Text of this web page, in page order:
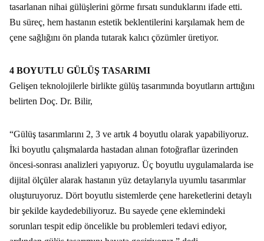
tasarlanan nihai gülüşlerini görme fırsatı sunduklarını ifade etti.
Bu süreç, hem hastanın estetik beklentilerini karşılamak hem de
çene sağlığını ön planda tutarak kalıcı çözümler üretiyor.
4 BOYUTLU GÜLÜŞ TASARIMI
Gelişen teknolojilerle birlikte gülüş tasarımında boyutların arttığını
belirten Doç. Dr. Bilir,
“Gülüş tasarımlarını 2, 3 ve artık 4 boyutlu olarak yapabiliyoruz.
İki boyutlu çalışmalarda hastadan alınan fotoğraflar üzerinden
öncesi-sonrası analizleri yapıyoruz. Üç boyutlu uygulamalarda ise
dijital ölçüler alarak hastanın yüz detaylarıyla uyumlu tasarımlar
oluşturuyoruz. Dört boyutlu sistemlerde çene hareketlerini detaylı
bir şekilde kaydedebiliyoruz. Bu sayede çene eklemindeki
sorunları tespit edip öncelikle bu problemleri tedavi ediyor,